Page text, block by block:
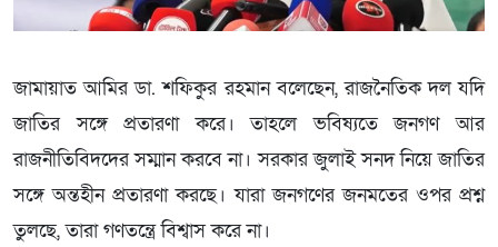
জামায়াত আমির ডা. শফিকুর রহমান বলেছেন, রাজনৈতিক দল যদি
জাতির সঙ্গে প্রতারণা করে। তাহলে ভবিষ্যতে জনগণ আর
রাজনীতিবিদদের সম্মান করবে না। সরকার জুলাই সনদ নিয়ে জাতির
সঙ্গে অন্তহীন প্রতারণা করছে। যারা জনগণের জনমতের ওপর প্রশ্ন
তুলছে, তারা গণতন্ত্রে বিশ্বাস করে না।